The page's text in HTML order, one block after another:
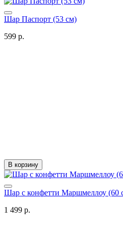
Шар Паспорт (53 см)
599 р.
В корзину
Шар с конфетти Маршмеллоу (60
1 499 р.